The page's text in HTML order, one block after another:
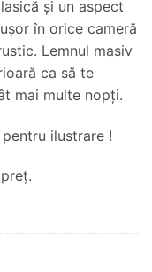
şi un aspect
în orice cameră
Lemnul masiv
ca să te
mai multe nopţi.
ilustrare !